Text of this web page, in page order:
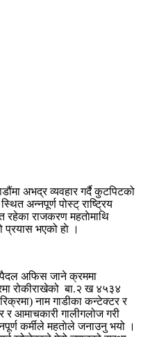
अभद्र व्यवहार गर्दै कुटपिटको
अन्नपूर्ण पोस्ट् राष्ट्रिय
रहेका राजकरण महताेमाथि
प्रयास भएको हाे ।
अफिस जाने क्रममा
रोकीराखेको बा.२ ख ४५३४
नाम गाडीका कन्टेक्टर र
र आमाचकारी गालीगलोज गरी
कर्मीले महताेले जनाउनु भयो ।